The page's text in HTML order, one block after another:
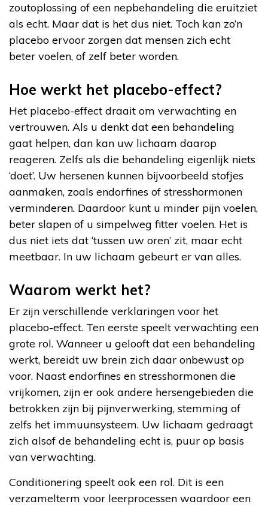
zoutoplossing of een nepbehandeling die eruitziet
als echt. Maar dat is het dus niet. Toch kan zo’n
placebo ervoor zorgen dat mensen zich echt
beter voelen, of zelf beter worden.
Hoe werkt het placebo-effect?
Het placebo-effect draait om verwachting en
vertrouwen. Als u denkt dat een behandeling
gaat helpen, dan kan uw lichaam daarop
reageren. Zelfs als die behandeling eigenlijk niets
‘doet’. Uw hersenen kunnen bijvoorbeeld stofjes
aanmaken, zoals endorfines of stresshormonen
verminderen. Daardoor kunt u minder pijn voelen,
beter slapen of u simpelweg fitter voelen. Het is
dus niet iets dat ‘tussen uw oren’ zit, maar echt
meetbaar. In uw lichaam gebeurt er van alles.
Waarom werkt het?
Er zijn verschillende verklaringen voor het
placebo-effect. Ten eerste speelt verwachting een
grote rol. Wanneer u gelooft dat een behandeling
werkt, bereidt uw brein zich daar onbewust op
voor. Naast endorfines en stresshormonen die
vrijkomen, zijn er ook andere hersengebieden die
betrokken zijn bij pijnverwerking, stemming of
zelfs het immuunsysteem. Uw lichaam gedraagt
zich alsof de behandeling echt is, puur op basis
van verwachting.
Conditionering speelt ook een rol. Dit is een
verzamelterm voor leerprocessen waardoor een